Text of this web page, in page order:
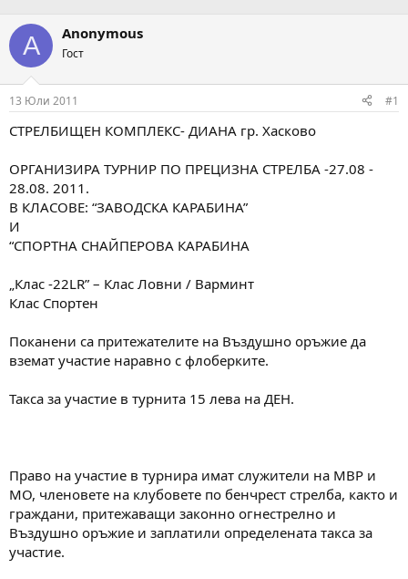
т
о
р
н
а
т
м
т
а
а
а
т
A Anonymous
Гост
13 Юли 2011 #1
СТРЕЛБИЩЕН КОМПЛЕКС- ДИАНА гр. Хасково
ОРГАНИЗИРА ТУРНИР ПО ПРЕЦИЗНА СТРЕЛБА -27.08 -
28.08. 2011.
В КЛАСОВЕ: “ЗАВОДСКА КАРАБИНА”
И
“СПОРТНА СНАЙПЕРОВА КАРАБИНА
„Клас -22LR” – Клас Ловни / Варминт
Клас Спортен
Поканени са притежателите на Въздушно оръжие да
вземат участие наравно с флоберките.
Такса за участие в турнита 15 лева на ДЕН.
Право на участие в турнира имат служители на МВР и
МО, членовете на клубовете по бенчрест стрелба, както и
граждани, притежаващи законно огнестрелно и
Въздушно оръжие и заплатили определената такса за
участие.